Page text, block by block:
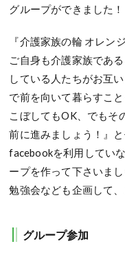
グループができました！
『介護家族の輪 オレン
ご自身も介護家族であ
している人たちがお互
で前を向いて暮らすこ
こぼしてもOK、でもそ
前に進みましょう！』
facebookを利用してい
ープを作って下さいま
勉強会なども企画して
グループ参加